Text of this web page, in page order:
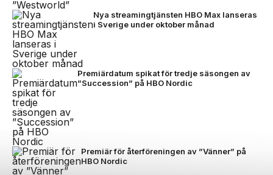
Nya streamingtjänsten HBO Max lanseras
i Sverige under oktober månad
Premiärdatum spikat för tredje säsongen av
”Succession” på HBO Nordic
Premiär för återföreningen av ”Vänner” på
HBO Nordic